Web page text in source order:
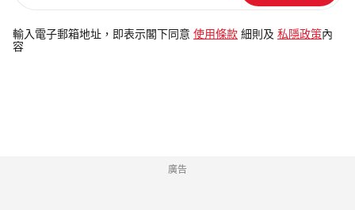
電
郵
輸入電子郵箱地址，即表示閣下同意 使用條款 細則及 私隱政策 內
容
廣告